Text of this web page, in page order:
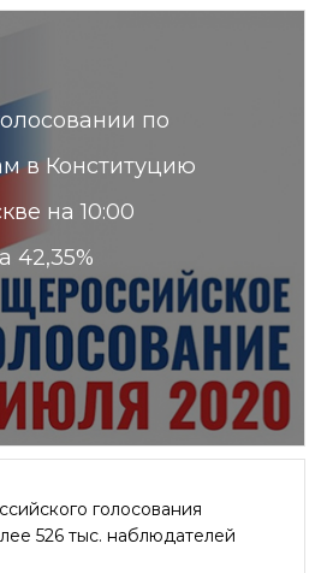
по
в Конституцию
на 10:00
42,35%
голосования
526 тыс. наблюдателей